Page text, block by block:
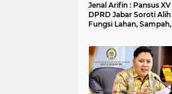
Jenal Arifin : Pansus XV
DPRD Jabar Soroti Alih
Fungsi Lahan, Sampah,